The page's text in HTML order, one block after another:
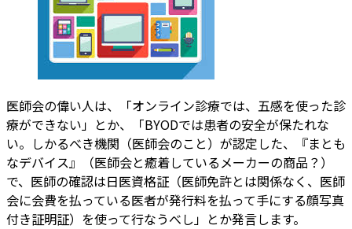
医師会の偉い人は、「オンライン診療では、五感を使った診
療ができない」とか、「BYODでは患者の安全が保たれな
い。しかるべき機関（医師会のこと）が認定した、『まとも
なデバイス』（医師会と癒着しているメーカーの商品？）
で、医師の確認は日医資格証（医師免許とは関係なく、医師
会に会費を払っている医者が発行料を払って手にする顔写真
付き証明証）を使って行なうべし」とか発言します。